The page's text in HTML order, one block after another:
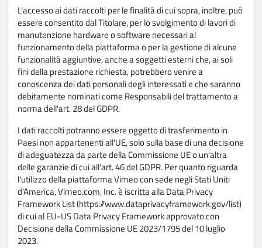
L'accesso ai dati raccolti per le finalità di cui sopra, inoltre, può
essere consentito dal Titolare, per lo svolgimento di lavori di
manutenzione hardware o software necessari al
funzionamento della piattaforma o per la gestione di alcune
funzionalità aggiuntive, anche a soggetti esterni che, ai soli
fini della prestazione richiesta, potrebbero venire a
conoscenza dei dati personali degli interessati e che saranno
debitamente nominati come Responsabili del trattamento a
norma dell'art. 28 del GDPR.
I dati raccolti potranno essere oggetto di trasferimento in
Paesi non appartenenti all'UE, solo sulla base di una decisione
di adeguatezza da parte della Commissione UE o un'altra
delle garanzie di cui all'art. 46 del GDPR. Per quanto riguarda
l'utilizzo della piattaforma Vimeo con sede negli Stati Uniti
d'America, Vimeo.com, Inc. è iscritta alla Data Privacy
Framework List (https://www.dataprivacyframework.gov/list)
di cui al EU-US Data Privacy Framework approvato con
Decisione della Commissione UE 2023/1795 del 10 luglio
2023.